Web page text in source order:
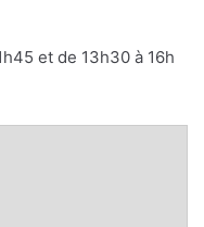
et de 13h30 à 16h